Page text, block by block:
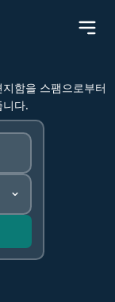
함을 스팸으로부터
다.